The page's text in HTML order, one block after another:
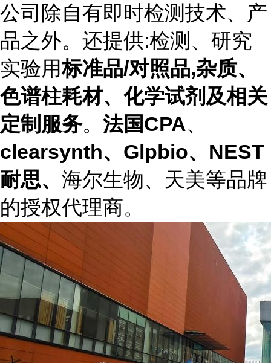
公司除自有即时检测技术、产
品之外。还提供:检测、研究
实验用标准品/对照品,杂质、
色谱柱耗材、化学试剂及相关
定制服务。 法国CPA、
clearsynth、Glpbio、NEST
耐思、 海尔生物、天美等品牌
的授权代理商。